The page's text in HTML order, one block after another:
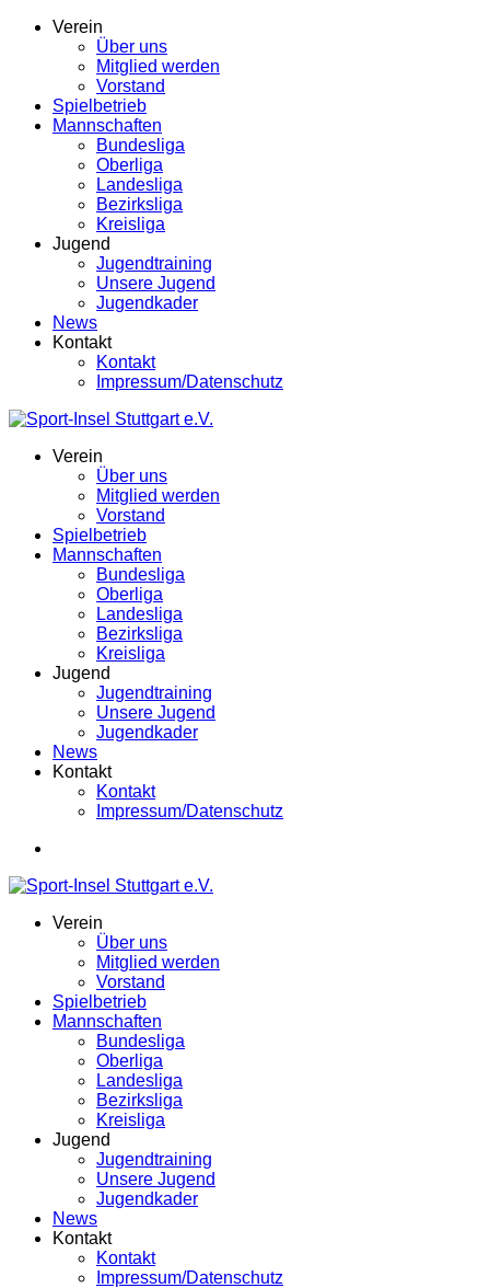
Verein
Über uns
Mitglied werden
Vorstand
Spielbetrieb
Mannschaften
Bundesliga
Oberliga
Landesliga
Bezirksliga
Kreisliga
Jugend
Jugendtraining
Unsere Jugend
Jugendkader
News
Kontakt
Kontakt
Impressum/Datenschutz
Verein
Über uns
Mitglied werden
Vorstand
Spielbetrieb
Mannschaften
Bundesliga
Oberliga
Landesliga
Bezirksliga
Kreisliga
Jugend
Jugendtraining
Unsere Jugend
Jugendkader
News
Kontakt
Kontakt
Impressum/Datenschutz
Verein
Über uns
Mitglied werden
Vorstand
Spielbetrieb
Mannschaften
Bundesliga
Oberliga
Landesliga
Bezirksliga
Kreisliga
Jugend
Jugendtraining
Unsere Jugend
Jugendkader
News
Kontakt
Kontakt
Impressum/Datenschutz